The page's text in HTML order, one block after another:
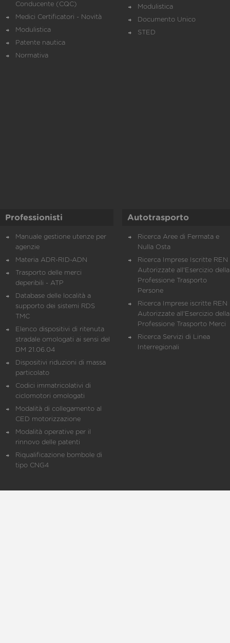
Conducente (CQC)
Medici Certificatori - Novità
Modulistica
Patente nautica
Normativa
Modulistica
Documento Unico
STED
Professionisti
Manuale gestione utenze per
agenzie
Materia ADR-RID-ADN
Trasporto delle merci
deperibili - ATP
Database delle località a
supporto dei sistemi RDS
TMC
Elenco dispositivi di ritenuta
stradale omologati ai sensi del
DM 21.06.04
Dispositivi riduzioni di massa
particolato
Codici immatricolativi di
ciclomotori omologati
Modalità di collegamento al
CED motorizzazione
Modalità operative per il
rinnovo delle patenti
Riqualificazione bombole di
tipo CNG4
Autotrasporto
Ricerca Aree di Fermata e
Nulla Osta
Ricerca Imprese Iscritte REN
Autorizzate all'Esercizio della
Professione Trasporto
Persone
Ricerca Imprese iscritte REN
Autorizzate all'Esercizio della
Professione Trasporto Merci
Ricerca Servizi di Linea
Interregionali